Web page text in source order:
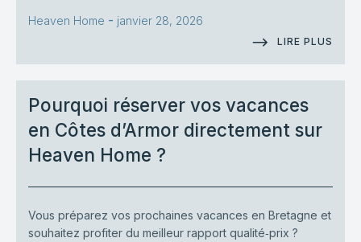
Heaven Home - janvier 28, 2026
LIRE PLUS
Pourquoi réserver vos vacances
en Côtes d’Armor directement sur
Heaven Home ?
Vous préparez vos prochaines vacances en Bretagne et
souhaitez profiter du meilleur rapport qualité‑prix ?